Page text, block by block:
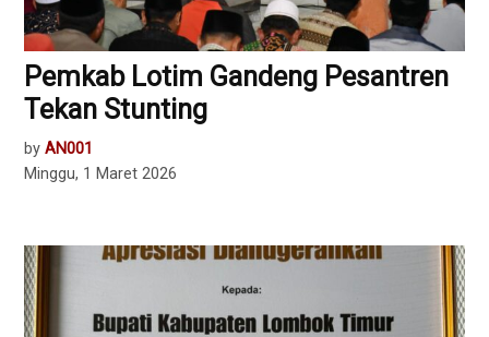
Pemkab Lotim Gandeng Pesantren
Tekan Stunting
by AN001
Minggu, 1 Maret 2026